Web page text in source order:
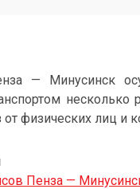
— Минусинск
несколько
физических лиц и
Пенза —